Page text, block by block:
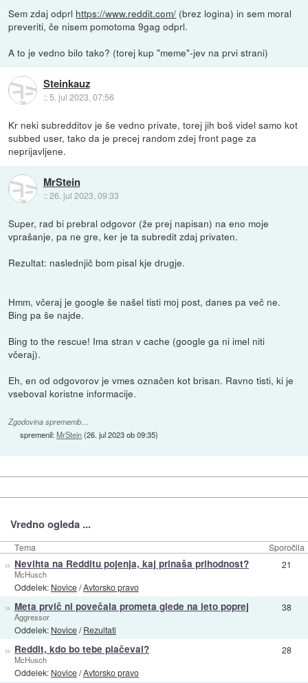
Sem zdaj odprl https://www.reddit.com/ (brez logina) in sem moral
preveriti, če nisem pomotoma 9gag odprl.
A to je vedno bilo tako? (torej kup "meme"-jev na prvi strani)
Steinkauz
::5. jul 2023, 07:56
Kr neki subredditov je še vedno private, torej jih boš videl samo kot
subbed user, tako da je precej random zdej front page za
neprijavljene.
MrStein
::26. jul 2023, 09:33
Super, rad bi prebral odgovor (že prej napisan) na eno moje
vprašanje, pa ne gre, ker je ta subredit zdaj privaten.
Rezultat: naslednjič bom pisal kje drugje.
Hmm, včeraj je google še našel tisti moj post, danes pa več ne.
Bing pa še najde.
Bing to the rescue! Ima stran v cache (google ga ni imel niti
včeraj).
Eh, en od odgovorov je vmes označen kot brisan. Ravno tisti, ki je
vseboval koristne informacije.
Zgodovina sprememb…
spremenil:MrStein(26. jul 2023 ob 09:35)
Vredno ogleda ...
Tema Sporočila
» Nevihta na Redditu pojenja, kaj prinaša prihodnost?
McHusch
Oddelek: Novice/Avtorsko pravo
21
» Meta prvič ni povečala prometa glede na leto poprej
Aggressor
Oddelek: Novice/Rezultati
38
» Reddit, kdo bo tebe plačeval?
McHusch
Oddelek: Novice/Avtorsko pravo
28